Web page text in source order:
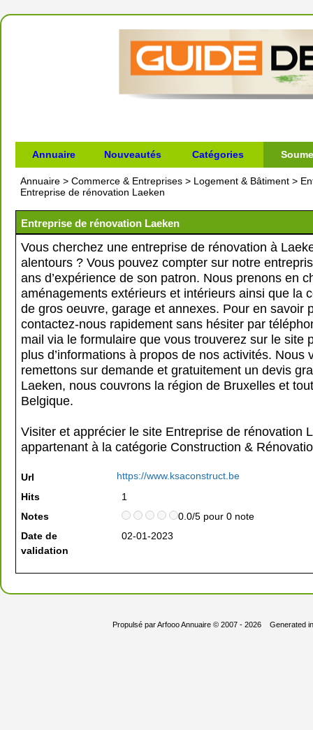
Annuaire Nouveautés Catégories
Annuaire > Commerce & Entreprises > Logement & Bâtiment >
Entreprise de rénovation Laeken
Entreprise de rénovation Laeken
Vous cherchez une entreprise de rénovation à
alentours ? Vous pouvez compter sur notre
ans d’expérience de son patron. Nous prenons en
aménagements extérieurs et intérieurs ainsi que la
de gros oeuvre, garage et annexes. Pour en savoir
contactez-nous rapidement sans hésiter par
mail via le formulaire que vous trouverez sur le site
plus d’informations à propos de nos activités. Nous
remettons sur demande et gratuitement un devis
Laeken, nous couvrons la région de Bruxelles et
Belgique.
Visiter et apprécier le site Entreprise de rénovation
appartenant à la catégorie Construction &
Url
https://www.ksaconstruct.be
Hits
1
Notes
0.0/5 pour 0 note
Date de
validation
02-01-2023
Propulsé parArfooo Annuaire© 2007 - 2026 Generated